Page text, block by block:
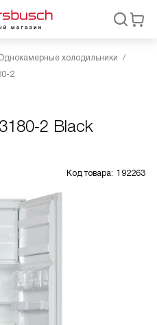
холодильники
2
2 Black
Код товара: 192263